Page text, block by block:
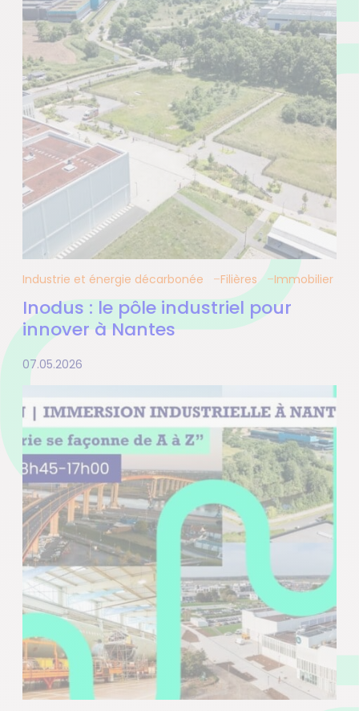
Industrie et énergie décarbonée Filières Immobilier
Inodus : le pôle industriel pour
innover à Nantes
07.05.2026